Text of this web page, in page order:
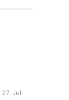
27. Juli